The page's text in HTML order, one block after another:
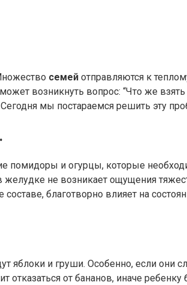
семей отправляются к
возникнуть вопрос: “Что же
Сегодня мы постараемся решить эту
помидоры и огурцы, которые
желудке не возникает ощущения
благотворно влияет на
яблоки и груши. Особенно, если они
от бананов, иначе